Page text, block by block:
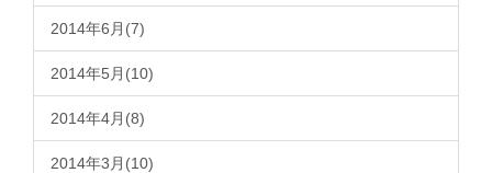
2014年6月(7)
2014年5月(10)
2014年4月(8)
2014年3月(10)